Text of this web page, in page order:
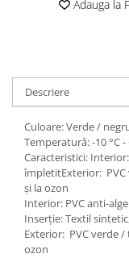
Adauga la
Descriere
Culoare: Verde /
Temperatură: -10 °C -
Caracteristici:
împletitExterior: PVC
și la ozon
Interior: PVC anti-
Inserție: Textil
Exterior: PVC verde
ozon